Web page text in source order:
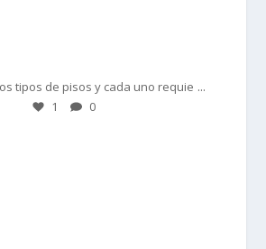
tipos de pisos y cada uno requie ...
1 0